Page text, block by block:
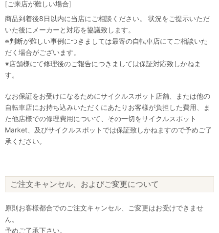
[ご来店が難しい場合]
商品到着後8日以内に当店にご相談ください。 状況をご提示いただ
いた後にメーカーと対応を協議致します。
※判断が難しい事例につきましては最寄の自転車店にてご相談いた
だく場合がございます。
※店舗様にて修理後のご報告につきましては保証対応致しかねま
す。
なお保証をお受けになるためにサイクルスポット店舗、または他の
自転車店にお持ち込みいただくにあたりお客様が負担した費用、ま
た他店様での修理費用について、その一切をサイクルスポット
Market、及びサイクルスポットでは保証致しかねますので予めご了
承ください。
ご注文キャンセル、およびご変更について
原則お客様都合でのご注文キャンセル、ご変更はお受けできませ
ん。
予めご了承下さい。